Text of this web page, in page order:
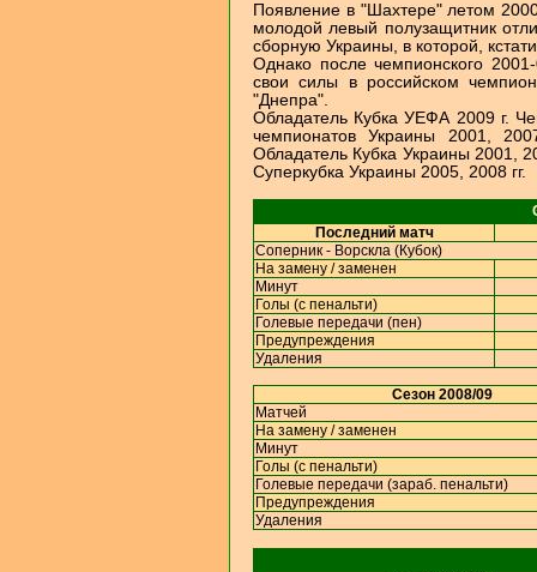
Появление в "Шахтере" летом
молодой левый полузащитник
сборную Украины, в которой,
Однако после чемпионского
свои силы в российском
"Днепра".
Обладатель Кубка УЕФА 2009 г.
чемпионатов Украины 2001,
Обладатель Кубка Украины 2001,
Суперкубка Украины 2005, 2008 гг.
Последний матч
Соперник - Ворскла (Кубок)
На замену / заменен
Минут
Голы (с пенальти)
Голевые передачи (пен)
Предупреждения
Удаления
Сезон 2008/09
Матчей
На замену / заменен
Минут
Голы (с пенальти)
Голевые передачи (зараб. пенальти)
Предупреждения
Удаления